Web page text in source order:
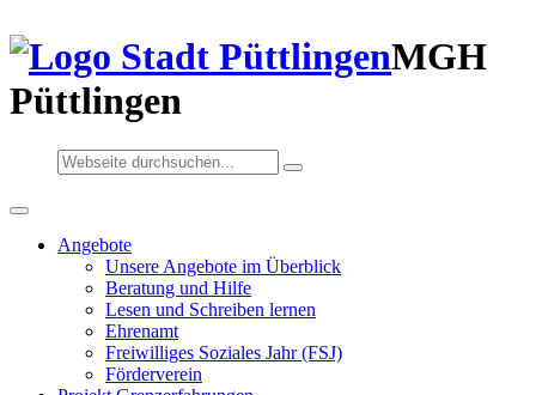
MGH
Püttlingen
Angebote
Unsere Angebote im Überblick
Beratung und Hilfe
Lesen und Schreiben lernen
Ehrenamt
Freiwilliges Soziales Jahr (FSJ)
Förderverein